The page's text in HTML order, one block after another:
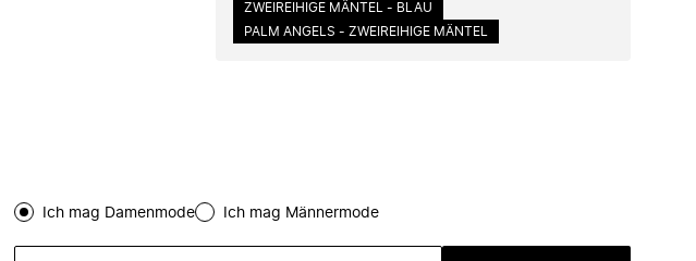
ZWEIREIHIGE MÄNTEL - BLAU
PALM ANGELS - ZWEIREIHIGE MÄNTEL
Ich mag Damenmode Ich mag Männermode